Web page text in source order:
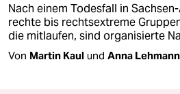
Nach einem Todesfall in
rechte bis rechtsextreme
die mitlaufen, sind organisierte
Von Martin Kaul und Anna Lehmann